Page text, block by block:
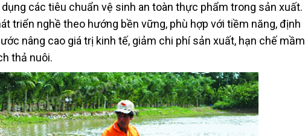
các tiêu chuẩn vệ sinh an toàn thực phẩm trong sản xuất.
triển nghề theo hướng bền vững, phù hợp với tiềm năng, định
nâng cao giá trị kinh tế, giảm chi phí sản xuất, hạn chế mầm
thả nuôi.